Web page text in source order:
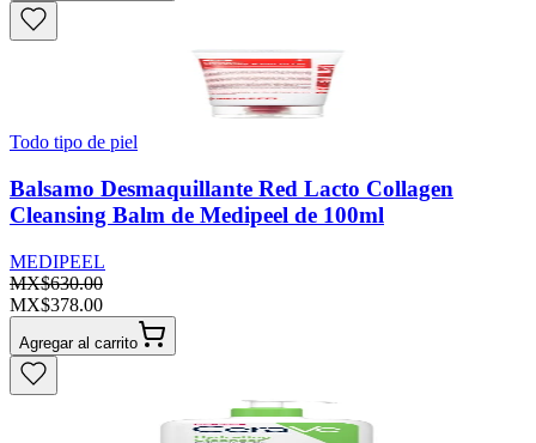
Todo tipo de piel
Balsamo Desmaquillante Red Lacto Collagen
Cleansing Balm de Medipeel de 100ml
MEDIPEEL
MX$630.00
MX$378.00
Agregar al carrito